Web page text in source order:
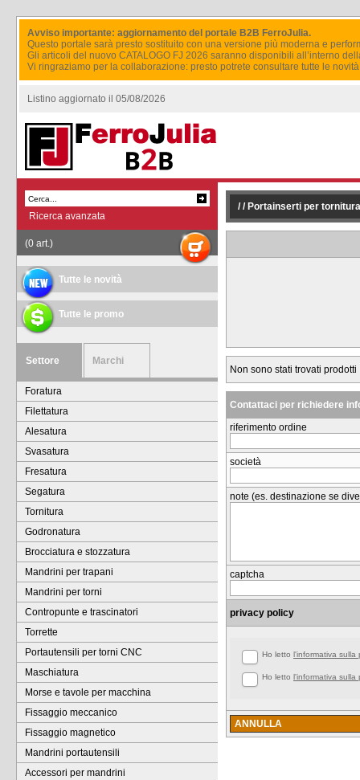
Avviso importante: aggiornamento del portale B2B FerroJulia.
Questo portale sarà presto sostituito con una versione più moderna e
Gli articoli del nuovo CATALOGO FJ 2026 saranno disponibili all’interno
Vi ringraziamo per la collaborazione: presto potrete consultare tutte le
Listino aggiornato il 05/08/2026
Ricerca avanzata
(0 art.)
Tutte le novità
Tutte le promo
Settore Marchi
Foratura
Filettatura
Alesatura
Svasatura
Fresatura
Segatura
Tornitura
Godronatura
Brocciatura e stozzatura
Mandrini per trapani
Mandrini per torni
Contropunte e trascinatori
Torrette
Portautensili per torni CNC
Maschiatura
Morse e tavole per macchina
Fissaggio meccanico
Fissaggio magnetico
Mandrini portautensili
Accessori per mandrini
// Portainserti per
Non sono stati trovati prodotti
Contattaci per richiedere
riferimento ordine
società
note (es. destinazione se
captcha
privacy policy
Ho letto l'informativa sulla
Ho letto l'informativa sulla
ANNULLA